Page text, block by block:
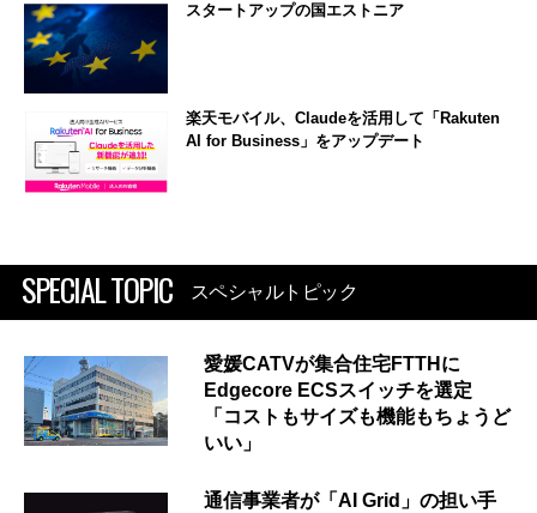
スタートアップの国エストニア
楽天モバイル、Claudeを活用して「Rakuten
AI for Business」をアップデート
SPECIAL TOPIC スペシャルトピック
愛媛CATVが集合住宅FTTHに
Edgecore ECSスイッチを選定
「コストもサイズも機能もちょうど
いい」
通信事業者が「AI Grid」の担い手